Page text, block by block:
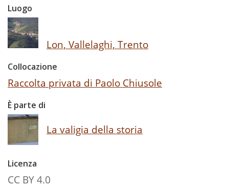
Luogo
Lon, Vallelaghi, Trento
Collocazione
Raccolta privata di Paolo Chiusole
È parte di
La valigia della storia
Licenza
CC BY 4.0